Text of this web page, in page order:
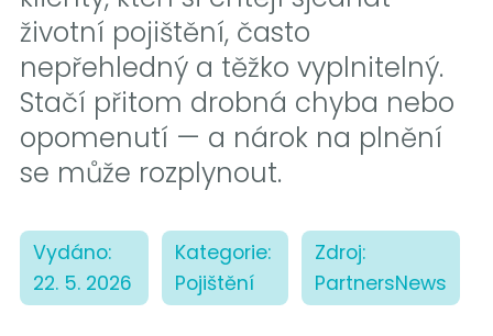
životní pojištění, často
nepřehledný a těžko vyplnitelný.
Stačí přitom drobná chyba nebo
opomenutí — a nárok na plnění
se může rozplynout.
Vydáno:
22. 5. 2026
Kategorie:
Pojištění
Zdroj:
PartnersNews